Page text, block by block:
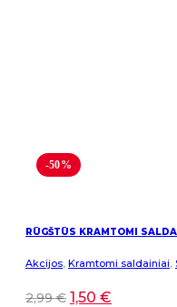
-50%
RŪGŠTŪS KRAMTOMI
Akcijos Kramtomi saldainiai
2,99€ 1,50 €